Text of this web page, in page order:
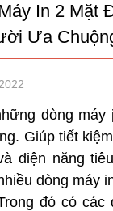
In 2 Mặt
Ưa
dòng máy
Giúp tiết
điện năng
dòng máy
đó có các